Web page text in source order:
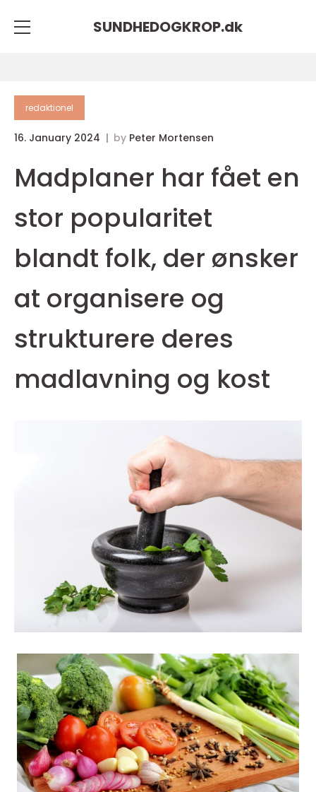
SUNDHEDOGKROP.dk
redaktionel
16. January 2024 by Peter Mortensen
Madplaner har fået en
stor popularitet
blandt folk, der ønsker
at organisere og
strukturere deres
madlavning og kost